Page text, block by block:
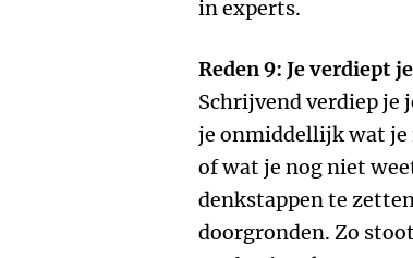
in experts.
Reden 9: Je verdiept
Schrijvend verdiep je
je onmiddellijk wat
of wat je nog niet
denkstappen te
doorgronden. Zo